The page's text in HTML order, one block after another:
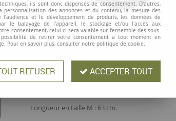
Polo femme
Ces polos en coton bio sont destinés à être
quadri, à partir de 30 pièces : demandez-nous
Longueur en taille M : 63 cm.
ils sont donc dispensés de consentement. D'autres,
des annonces et du contenu, la mesure des
et le développement de produits, les données de
le balayage de l'appareil, le stockage et/ou l'accès aux
consentement, celui-ci sera valable sur l’ensemble des sous-
de retirer votre consentement à tout moment en
Pour en savoir plus, consulter notre politique de cookie.
REFUSER ACCEPTER TOUT